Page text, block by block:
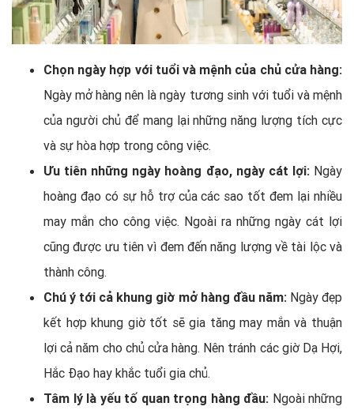
Chọn ngày hợp với tuổi và mệnh của chủ cửa hàng:
Ngày mở hàng nên là ngày tương sinh với tuổi và mệnh
của người chủ để mang lại những năng lượng tích cực
và sự hòa hợp trong công việc.
Ưu tiên những ngày hoàng đạo, ngày cát lợi:Ngày
hoàng đạo có sự hỗ trợ của các sao tốt đem lại nhiều
may mắn cho công việc. Ngoài ra những ngày cát lợi
cũng được ưu tiên vì đem đến năng lượng về tài lộc và
thành công.
Chú ý tới cả khung giờ mở hàng đầu năm: Ngày đẹp
kết hợp khung giờ tốt sẽ gia tăng may mắn và thuận
lợi cả năm cho chủ cửa hàng. Nên tránh các giờ Dạ Hợi,
Hắc Đạo hay khắc tuổi gia chủ.
Tâm lý là yếu tố quan trọng hàng đầu: Ngoài những